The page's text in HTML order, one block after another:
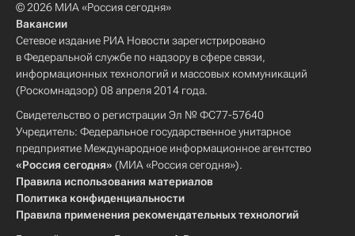
© 2026 МИА «Россия сегодня»
Вакансии
Сетевое издание РИА Новости зарегистрировано
в Федеральной службе по надзору в сфере связи,
информационных технологий и массовых коммуникаций
(Роскомнадзор) 08 апреля 2014 года.
Свидетельство о регистрации Эл № ФС77-57640
Учредитель: Федеральное государственное унитарное
предприятие Международное информационное агентство
«Россия сегодня» (МИА «Россия сегодня»).
Правила использования материалов
Политика конфиденциальности
Правила применения рекомендательных технологий